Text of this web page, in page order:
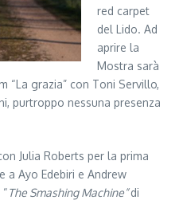
red carpet
del Lido. Ad
aprire la
Mostra sarà
“La grazia” con Toni Servillo,
purtroppo nessuna presenza
Julia Roberts per la prima
a Ayo Edebiri e Andrew
The Smashing Machine”di